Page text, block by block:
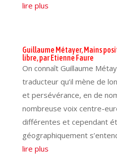
lire plus
Guillaume Métayer, Mains
libre, par Etienne Faure
On connaît Guillaume
traducteur qu’il mène de
et persévérance, en de
nombreuse voix centre-
différentes et cependant
géographiquement
lire plus